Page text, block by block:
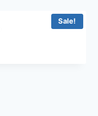
Sale!